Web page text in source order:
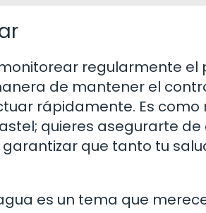
regularmente el
de mantener el
rápidamente. Es
quieres asegurarte
garantizar que tanto tu
es un tema que